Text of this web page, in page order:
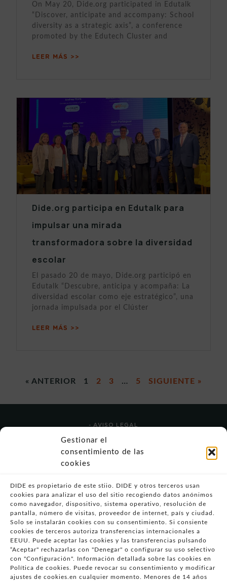
Gestionar el
consentimiento de las
cookies
DIDE es propietario de este stiio. DIDE y otros terceros usan
cookies para analizar el uso del sitio recogiendo datos anónimos
como navegador, dispositivo, sistema operativo, resolución de
pantalla, número de visitas, proveedor de internet, país y ciudad.
Solo se instalarán cookies con su consentimiento. Si consiente
cookies de terceros autoriza transferencias internacionales a
EEUU. Puede aceptar las cookies y las transferencias pulsando
“Aceptar" rechazarlas con "Denegar" o configurar su uso selectivo
con "Configuración". Información detallada sobre las cookies en
Política de cookies. Puede revocar su consentimiento y modificar
ajustes de cookies.en cualquier momento. Menores de 14 años
On May 20, Dide.org participated in Edutalk
“Discover, anticipate and accompany: School
diversity as a strategic axis”, a conference
promoted by the Edutech Cluster and
LEER MÁS >>
Dide.org participa en Edutalk para
impulsar una mirada
transformadora sobre la diversidad
escolar
El pasado 20 de mayo, Dide.org participó en
Edutalk “Descubre, anticipa y acompaña: La
diversidad escolar como eje estratégico”, una
jornada impulsada por el Clúster
LEER MÁS >>
« ANTERIOR 1 2 3 … 5 SIGUIENTE »
- AVISO LEGAL
- POLÍTICA DE USO
- POLÍTICA DE PRIVACIDAD
- POLÍTICA DE COOKIES (UE)
VULNERABILIDADES
- CONDICIONES PARTICULARES DE COMPRA
- GUÍA DE COMPRA
- GUÍA DE PRIVACIDAD
- DESISTIMIENTO
- ATENCIÓN AL CLIENTE